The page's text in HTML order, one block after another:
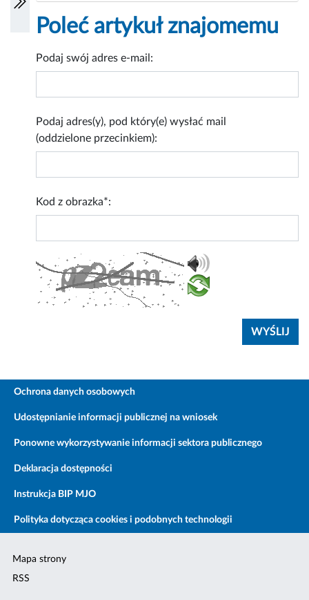
Poleć artykuł znajomemu
Podaj swój adres e-mail:
Podaj adres(y), pod który(e) wysłać mail
(oddzielone przecinkiem):
Kod z obrazka*:
Ochrona danych osobowych
Udostępnianie informacji publicznej na wniosek
Ponowne wykorzystywanie informacji sektora publicznego
Deklaracja dostępności
Instrukcja BIP MJO
Polityka dotycząca cookies i podobnych technologii
Mapa strony
RSS